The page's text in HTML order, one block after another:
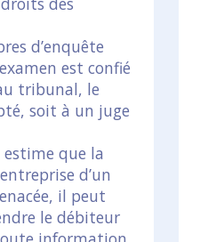
d’enquête
est confié
tribunal, le
soit à un juge
estime que la
d’un
il peut
le débiteur